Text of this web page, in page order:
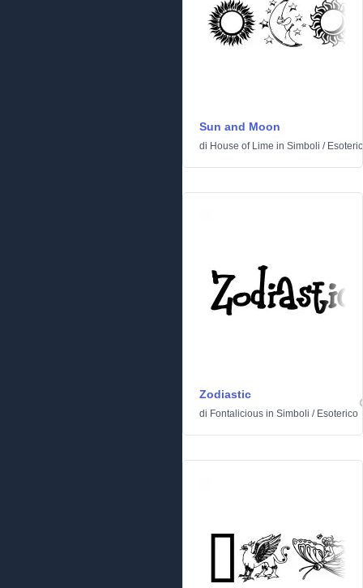
Sun and Moon
di House of Lime in Simboli /
Zodiastic
di Fontalicious in Simboli / Esoterico